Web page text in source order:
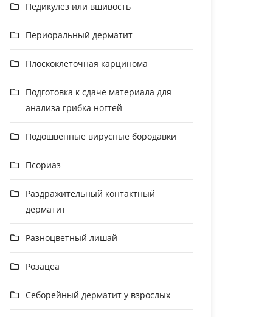
Педикулез или вшивость
Периоральный дерматит
Плоскоклеточная карцинома
Подготовка к сдаче материала для
анализа грибка ногтей
Подошвенные вирусные бородавки
Псориаз
Раздражительный контактный
дерматит
Разноцветный лишай
Розацеа
Себорейный дерматит у взрослых